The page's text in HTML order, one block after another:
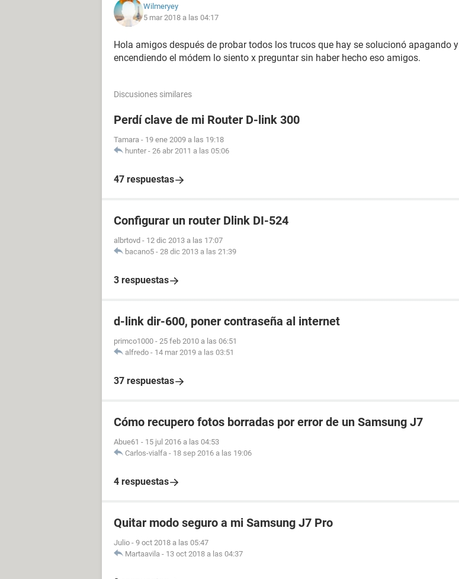
Wilmeryey
5 mar 2018 a las 04:17
Hola amigos después de probar todos los trucos que hay se solucionó apagando y
encendiendo el módem lo siento x preguntar sin haber hecho eso amigos.
Discusiones similares
Perdí clave de mi Router D-link 300
Tamara - 19 ene 2009 a las 19:18
hunter - 26 abr 2011 a las 05:06
47 respuestas
Configurar un router Dlink DI-524
albrtovd - 12 dic 2013 a las 17:07
bacano5 - 28 dic 2013 a las 21:39
3 respuestas
d-link dir-600, poner contraseña al internet
primco1000 - 25 feb 2010 a las 06:51
alfredo - 14 mar 2019 a las 03:51
37 respuestas
Cómo recupero fotos borradas por error de un Samsung J7
Abue61 - 15 jul 2016 a las 04:53
Carlos-vialfa - 18 sep 2016 a las 19:06
4 respuestas
Quitar modo seguro a mi Samsung J7 Pro
Julio - 9 oct 2018 a las 05:47
Martaavila - 13 oct 2018 a las 04:37